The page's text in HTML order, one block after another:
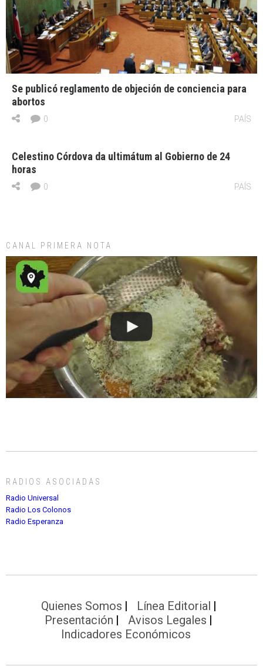
Se publicó reglamento de objeción de conciencia para
abortos
PAÍS
0
Celestino Córdova da ultimátum al Gobierno de 24
horas
PAÍS
0
CANAL PRIMERA NOTA
RADIOS ASOCIADAS
Radio Universal
Radio Los Colonos
Radio Esperanza
Quienes Somos
Línea Editorial
Presentación
Avisos Legales
Indicadores Económicos